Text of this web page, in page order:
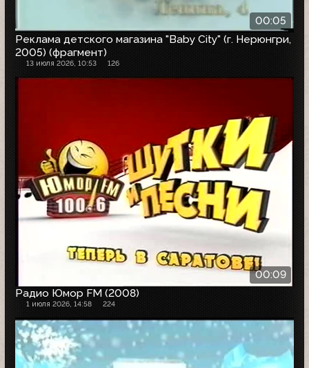
00:05
Реклама детского магазина "Baby City" (г. Нерюнгри,
2005) (фрагмент)
13 июля 2026, 10:53 126
00:09
Радио Юмор FM (2008)
1 июля 2026, 14:58 224